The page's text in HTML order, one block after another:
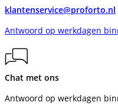
klantenservice@proforto.nl
Antwoord op werkdagen
Chat met ons
Antwoord op werkdagen